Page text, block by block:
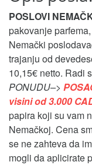
POSLOVI
pakovanje
Nemački
trajanju od
10,15€ netto. Radi
PONUDU–>
visini od 3.000
papira koji su vam
Nemačkoj. Cena
se ne zahteva da
mogli da aplicirate